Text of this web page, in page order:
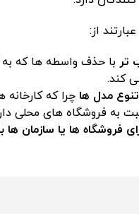
از:
تر با حذف واسطه ها که
کند.
مدل ها چرا که کارخانه
به فروشگاه های محلی
فروشگاه ها یا سازمان ها